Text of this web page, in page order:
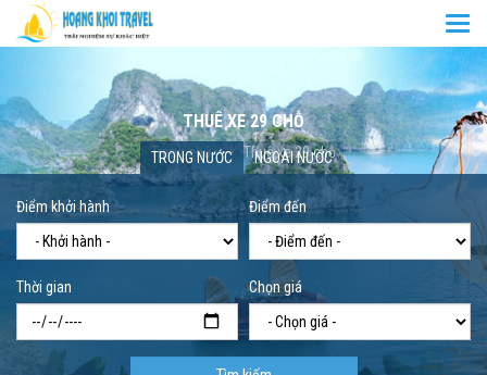
THUÊ XE 29 CHỖ
Trang chủ Thuê xe 29 chỗ
TRONG NƯỚC NGOÀI NƯỚC
Điểm khởi hành Điểm đến
Thời gian Chọn giá